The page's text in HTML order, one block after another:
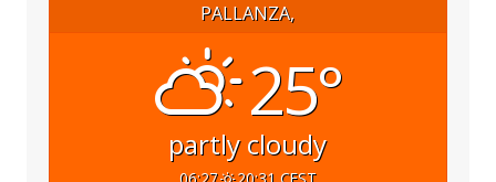
PALLANZA,
25°
partly cloudy